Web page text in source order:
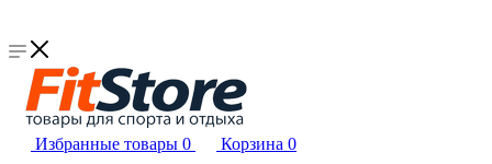
Избранные товары 0 Корзина 0